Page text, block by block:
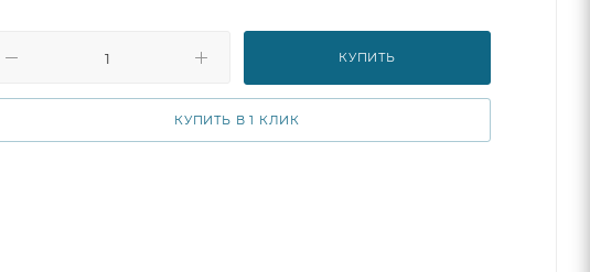
КУПИТЬ
КУПИТЬ В 1 КЛИК